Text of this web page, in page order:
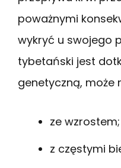
poważnymi
wykryć u swojego
tybetański jest
genetyczną, może
ze wzrostem;
z częstymi